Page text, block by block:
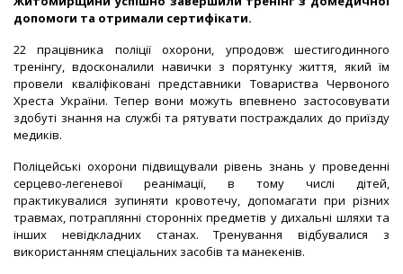
допомоги та отримали сертифікати.
22 працівника поліції охорони, упродовж шестигодинного
тренінгу, вдосконалили навички з порятунку життя, який їм
провели кваліфіковані представники Товариства Червоного
Хреста України. Тепер вони можуть впевнено застосовувати
здобуті знання на службі та рятувати постраждалих до приїзду
медиків.
Поліцейські охорони підвищували рівень знань у проведенні
серцево-легеневої реанімації, в тому числі дітей,
практикувалися зупиняти кровотечу, допомагати при різних
травмах, потраплянні сторонніх предметів у дихальні шляхи та
інших невідкладних станах. Тренування відбувалися з
використанням спеціальних засобів та манекенів.